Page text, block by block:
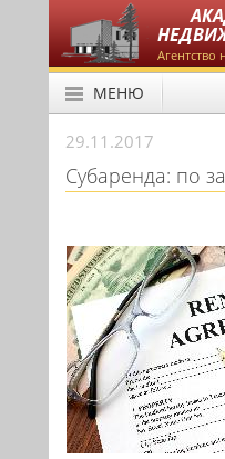
Агентство
МЕНЮ
29.11.2017
Субаренда: по